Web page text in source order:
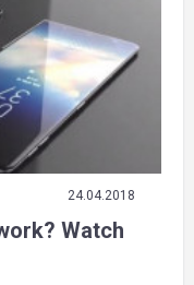
24.04.2018
Watch